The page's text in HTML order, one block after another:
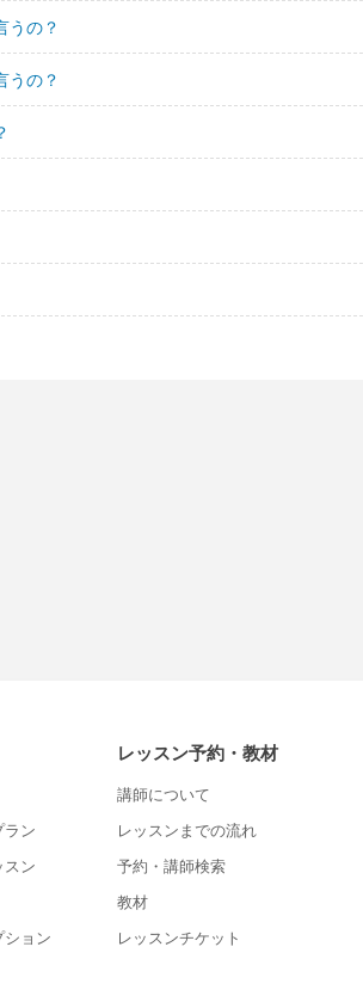
うの？
うの？
ラン
ン
ション
レッスン予約・教材
講師について
レッスンまでの流れ
予約・講師検索
教材
レッスンチケット